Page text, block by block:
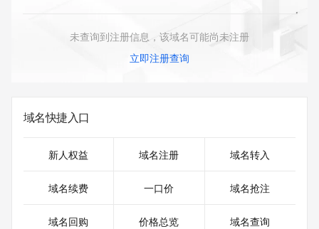
未查询到注册信息，该域名可能尚未注册
立即注册查询
域名快捷入口
新人权益 域名注册 域名转入
域名续费 一口价 域名抢注
域名回购 价格总览 域名查询